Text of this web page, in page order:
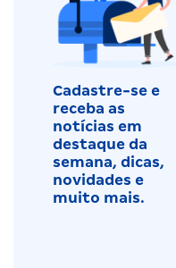
Cadastre-se e
receba as
notícias em
destaque da
semana, dicas,
novidades e
muito mais.